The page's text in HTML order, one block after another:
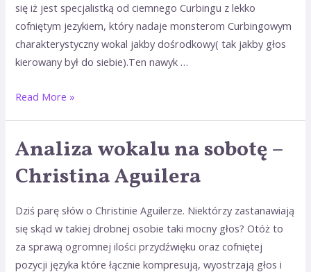
się iż jest specjalistką od ciemnego Curbingu z lekko
cofniętym jezykiem, który nadaje monsterom Curbingowym
charakterystyczny wokal jakby dośrodkowy( tak jakby głos
kierowany był do siebie).Ten nawyk …
Read More »
Analiza wokalu na sobotę –
Christina Aguilera
Dziś parę słów o Christinie Aguilerze. Niektórzy zastanawiają
się skąd w takiej drobnej osobie taki mocny głos? Otóż to
za sprawą ogromnej ilości przydźwięku oraz cofniętej
pozycji języka które łącznie kompresują, wyostrzają głos i
Analiza
na
–
Christina
Aguilera